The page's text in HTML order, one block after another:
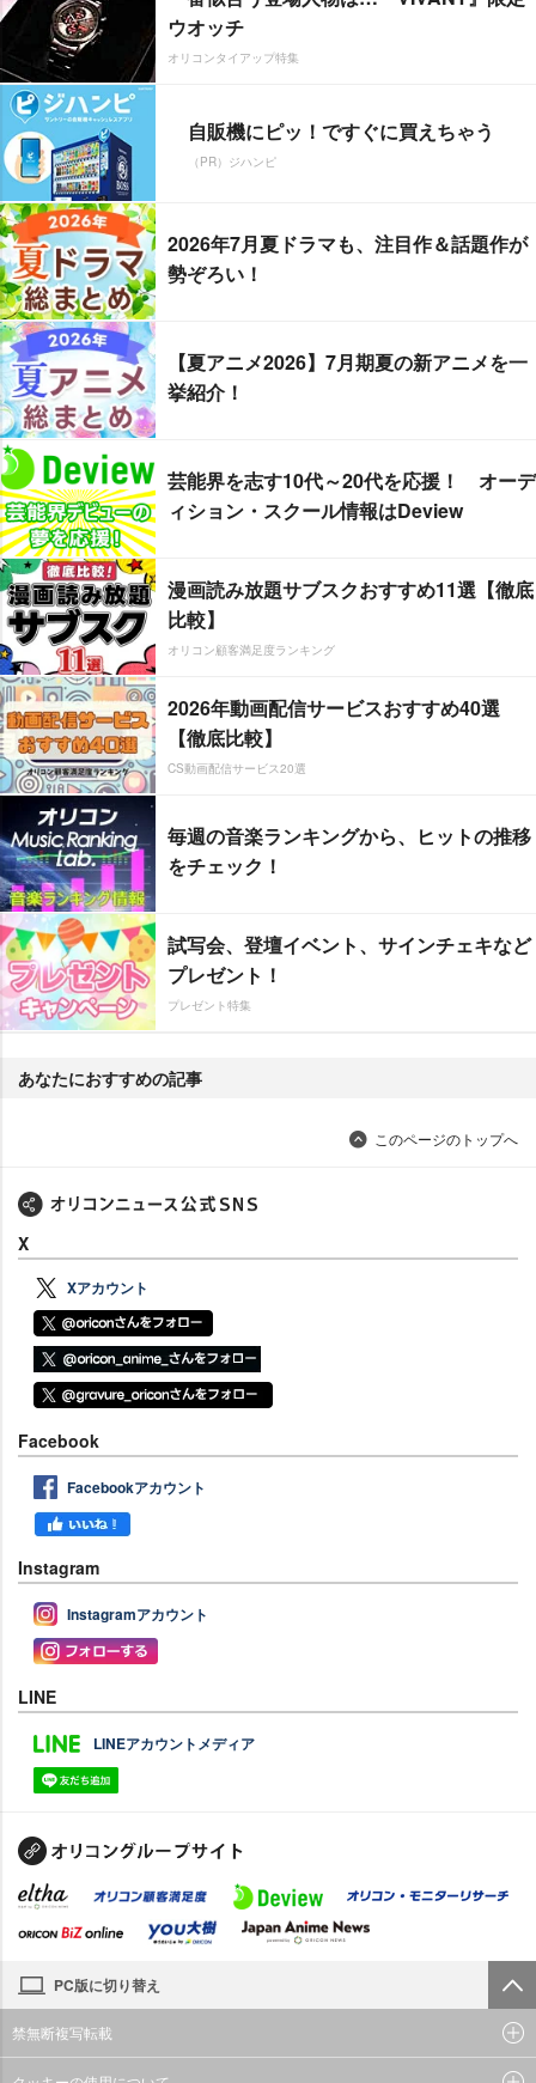
ウオッチ
オリコンタイアップ特集
自販機にピッ！ですぐに買えちゃう
（PR）ジハンピ
2026年7月夏ドラマも、注目作＆話題作が
勢ぞろい！
【夏アニメ2026】7月期夏の新アニメを一
挙紹介！
芸能界を志す10代～20代を応援！ オーデ
ィション・スクール情報はDeview
漫画読み放題サブスクおすすめ11選【徹底
比較】
オリコン顧客満足度ランキング
2026年動画配信サービスおすすめ40選
【徹底比較】
CS動画配信サービス20選
毎週の音楽ランキングから、ヒットの推移
をチェック！
試写会、登壇イベント、サインチェキなど
プレゼント！
プレゼント特集
あなたにおすすめの記事
このページのトップへ
X
Xアカウント
Facebook
Facebookアカウント
Instagram
Instagramアカウント
LINE
LINEアカウントメディア
PC版に切り替え
禁無断複写転載